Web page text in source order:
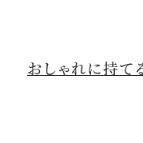
おしゃれに持て